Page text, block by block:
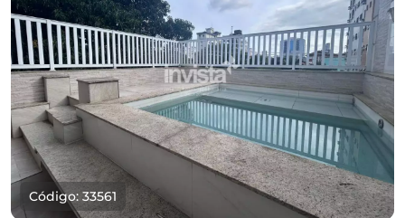
Código: 33561